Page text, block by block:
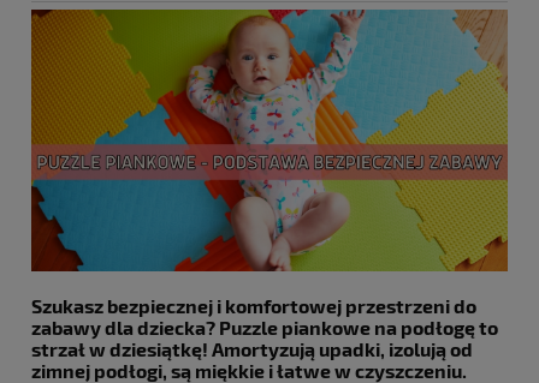
Szukasz bezpiecznej i komfortowej przestrzeni do
zabawy dla dziecka? Puzzle piankowe na podłogę to
strzał w dziesiątkę! Amortyzują upadki, izolują od
zimnej podłogi, są miękkie i łatwe w czyszczeniu.